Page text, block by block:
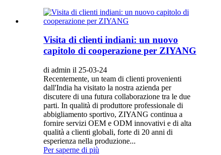
Visita di clienti indiani: un nuovo
capitolo di cooperazione per ZIYANG
di admin il 25-03-24
Recentemente, un team di clienti provenienti
dall'India ha visitato la nostra azienda per
discutere di una futura collaborazione tra le due
parti. In qualità di produttore professionale di
abbigliamento sportivo, ZIYANG continua a
fornire servizi OEM e ODM innovativi e di alta
qualità a clienti globali, forte di 20 anni di
esperienza nella produzione...
Per saperne di più